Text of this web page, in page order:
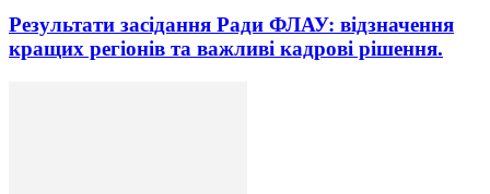
Результати засідання Ради ФЛАУ: відзначення
кращих регіонів та важливі кадрові рішення.